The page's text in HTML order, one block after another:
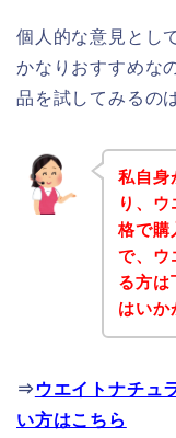
個人的な意見とし
かなりおすすめな
品を試してみるの
私自身
り、
格で購
で、ウ
る方は
はいか
⇒ ウエイトナチュ
い方はこちら